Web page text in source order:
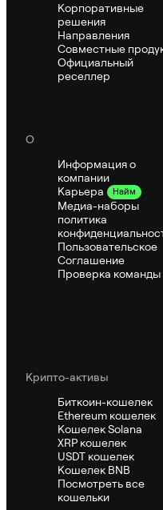
Корпоративные
решения
Направления
Совместные
Официальный
реселлер
О
Информация о
компании
Карьера
Найм
Медиа-наборы
политика
Пользовательское
Соглашение
Проверка команды
Крипто-активы
Биткоин-кошелек
Ethereum кошелек
Кошелек Solana
XRP кошелек
USDT кошелек
Кошелек BNB
Посмотреть все
кошельки